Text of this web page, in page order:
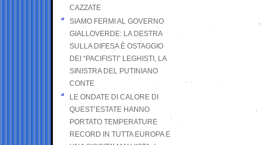
CAZZATE
SIAMO FERMI AL GOVERNO
GIALLOVERDE: LA DESTRA
SULLA DIFESA È OSTAGGIO
DEI “PACIFISTI” LEGHISTI, LA
SINISTRA DEL PUTINIANO
CONTE
LE ONDATE DI CALORE DI
QUEST’ESTATE HANNO
PORTATO TEMPERATURE
RECORD IN TUTTA EUROPA E